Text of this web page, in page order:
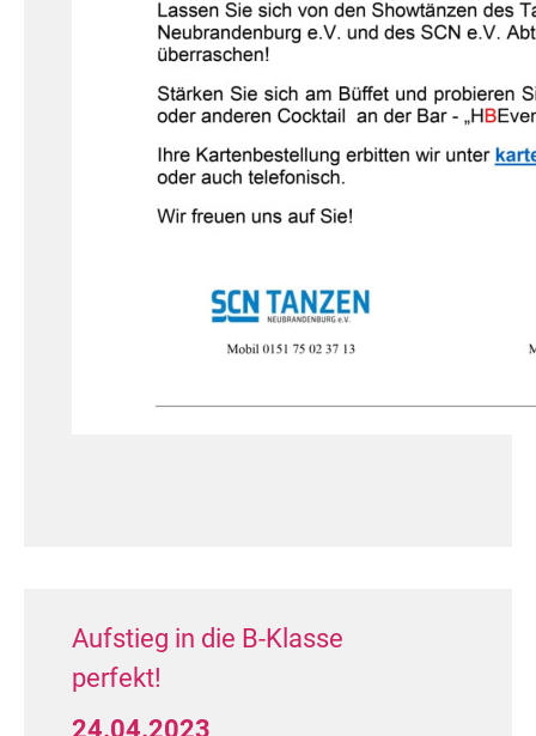
Aufstieg in die B-Klasse
perfekt!
24.04.2023